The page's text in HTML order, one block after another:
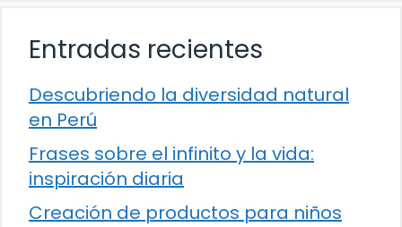
Entradas recientes
Descubriendo la diversidad natural
en Perú
Frases sobre el infinito y la vida:
inspiración diaria
Creación de productos para niños